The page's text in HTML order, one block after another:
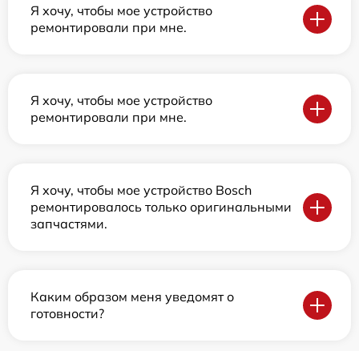
Я хочу, чтобы мое устройство
ремонтировали при мне.
Я хочу, чтобы мое устройство
ремонтировали при мне.
Я хочу, чтобы мое устройство Bosch
ремонтировалось только оригинальными
запчастями.
Каким образом меня уведомят о
готовности?